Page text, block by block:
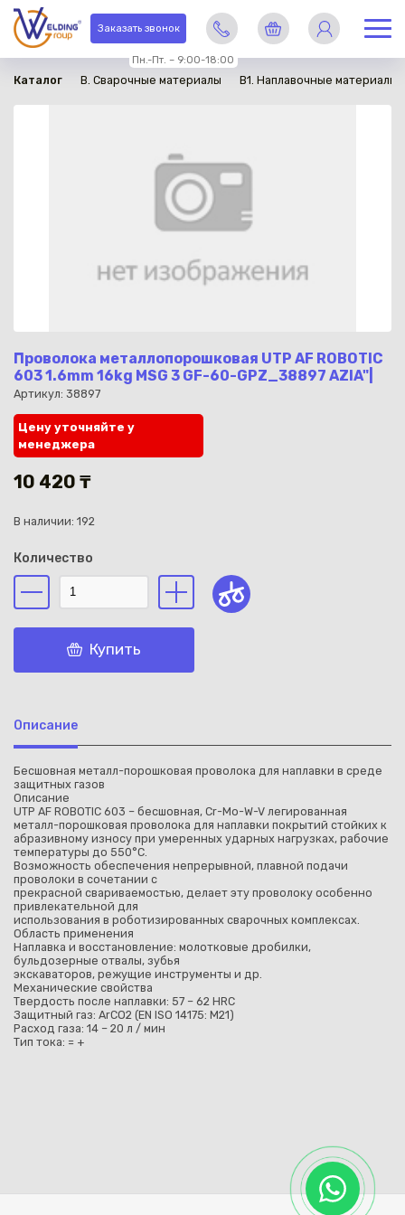
Заказать звонок
Пн.-Пт. – 9:00-18:00
Каталог B. Сварочные материалы B1. Наплавочные материалы
Проволока металлопорошковая UTP AF ROBOTIC
603 1.6mm 16kg MSG 3 GF-60-GPZ_38897 AZIA"|
Артикул: 38897
в наличии
Цену уточняйте у
менеджера
10 420 ₸
В наличии: 192
Количество
Купить
Описание
Бесшовная металл-порошковая проволока для наплавки в среде
защитных газов
Описание
UTP AF ROBOTIC 603 – бесшовная, Cr-Mo-W-V легированная
металл-порошковая проволока для наплавки покрытий стойких к
абразивному износу при умеренных ударных нагрузках, рабочие
температуры до 550°С.
Возможность обеспечения непрерывной, плавной подачи
проволоки в сочетании с
прекрасной свариваемостью, делает эту проволоку особенно
привлекательной для
использования в роботизированных сварочных комплексах.
Область применения
Наплавка и восстановление: молотковые дробилки,
бульдозерные отвалы, зубья
экскаваторов, режущие инструменты и др.
Механические свойства
Твердость после наплавки: 57 – 62 HRC
Защитный газ: ArCO2 (EN ISO 14175: M21)
Расход газа: 14 – 20 л / мин
Тип тока: = +